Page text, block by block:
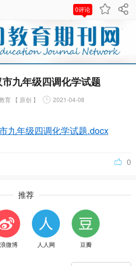
0评论
九年级四调化学试题
育 【 原创 】 2021-04-08
九年级四调化学试题.docx
0
推荐
微博 人人网 豆瓣